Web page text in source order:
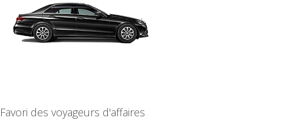
Favori des voyageurs d'affaires